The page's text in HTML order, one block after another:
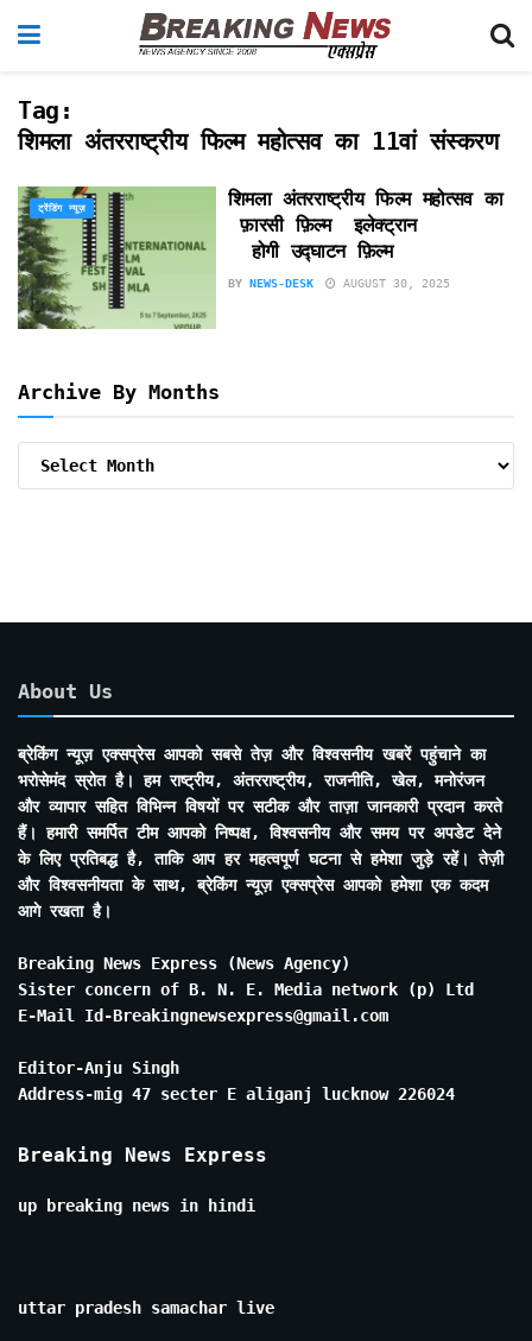
Tag:
शिमला अंतरराष्ट्रीय फिल्म महोत्सव का 11वां संस्करण
ट्रेंडिंग न्यूज़
शिमला अंतरराष्ट्रीय फिल्म महोत्सव का
फ़ारसी फ़िल्म इलेक्ट्रान
होगी उद्घाटन फ़िल्म
BY NEWS-DESK AUGUST 30, 2025
Archive By Months
About Us
ब्रेकिंग न्यूज़ एक्सप्रेस आपको सबसे तेज़ और विश्वसनीय खबरें पहुंचाने का
भरोसेमंद स्रोत है। हम राष्ट्रीय, अंतरराष्ट्रीय, राजनीति, खेल, मनोरंजन
और व्यापार सहित विभिन्न विषयों पर सटीक और ताज़ा जानकारी प्रदान करते
हैं। हमारी समर्पित टीम आपको निष्पक्ष, विश्वसनीय और समय पर अपडेट देने
के लिए प्रतिबद्ध है, ताकि आप हर महत्वपूर्ण घटना से हमेशा जुड़े रहें। तेज़ी
और विश्वसनीयता के साथ, ब्रेकिंग न्यूज़ एक्सप्रेस आपको हमेशा एक कदम
आगे रखता है।
Breaking News Express (News Agency)
Sister concern of B. N. E. Media network (p) Ltd
E-Mail Id-Breakingnewsexpress@gmail.com
Editor-Anju Singh
Address-mig 47 secter E aliganj lucknow 226024
Breaking News Express
up breaking news in hindi
uttar pradesh samachar live